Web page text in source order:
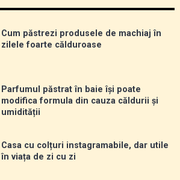
Cum păstrezi produsele de machiaj în
zilele foarte călduroase
Parfumul păstrat în baie își poate
modifica formula din cauza căldurii și
umidității
Casa cu colțuri instagramabile, dar utile
în viața de zi cu zi